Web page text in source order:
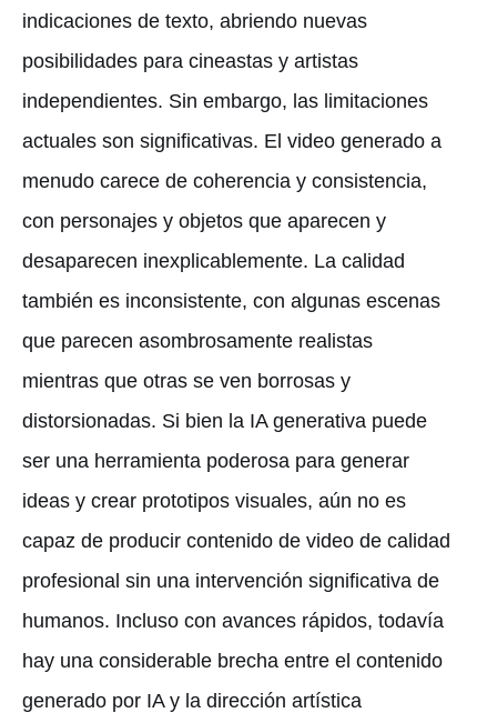
indicaciones de texto, abriendo nuevas
posibilidades para cineastas y artistas
independientes. Sin embargo, las limitaciones
actuales son significativas. El video generado a
menudo carece de coherencia y consistencia,
con personajes y objetos que aparecen y
desaparecen inexplicablemente. La calidad
también es inconsistente, con algunas escenas
que parecen asombrosamente realistas
mientras que otras se ven borrosas y
distorsionadas. Si bien la IA generativa puede
ser una herramienta poderosa para generar
ideas y crear prototipos visuales, aún no es
capaz de producir contenido de video de calidad
profesional sin una intervención significativa de
humanos. Incluso con avances rápidos, todavía
hay una considerable brecha entre el contenido
generado por IA y la dirección artística